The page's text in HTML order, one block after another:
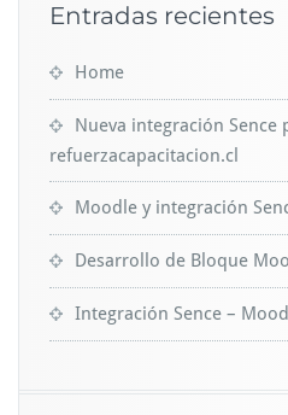
Entradas recientes
Home
Nueva integración Sence
refuerzacapacitacion.cl
Moodle y integración
Desarrollo de Bloque
Integración Sence –